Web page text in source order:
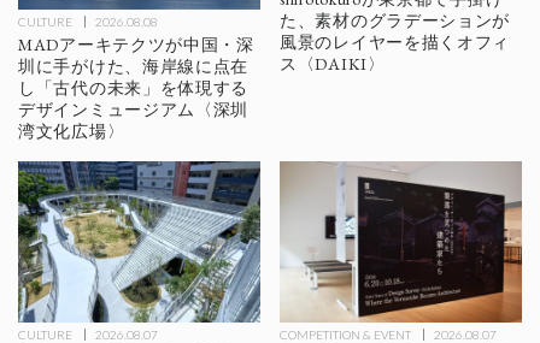
CULTURE 2026.08.08
MADアーキテクツが中国・深
圳に手がけた、海岸線に点在
し「古代の未来」を体現する
デザインミュージアム〈深圳
湾文化広場〉
た、素材のグラデーションが
風景のレイヤーを描くオフィ
ス〈DAIKI〉
CULTURE 2026.08.07 COMPETITION & EVENT 2026.08.07